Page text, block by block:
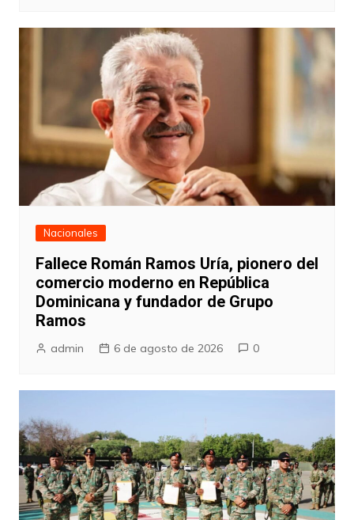
Nacionales
Fallece Román Ramos Uría, pionero del
comercio moderno en República
Dominicana y fundador de Grupo
Ramos
admin 6 de agosto de 2026 0